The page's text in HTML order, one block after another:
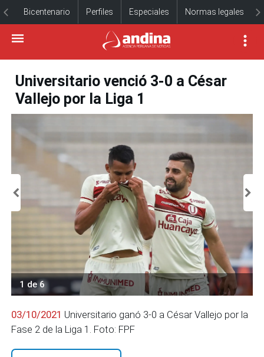
Bicentenario Perfiles Especiales Normas legales
Universitario venció 3-0 a César
Vallejo por la Liga 1
1 de 6
03/10/2021 Universitario ganó 3-0 a César Vallejo por la
Fase 2 de la Liga 1. Foto: FPF